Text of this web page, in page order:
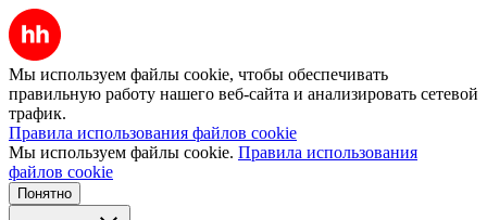
Мы используем файлы cookie, чтобы обеспечивать
правильную работу нашего веб-сайта и анализировать сетевой
трафик.
Правила использования файлов cookie
Мы используем файлы cookie. Правила использования
файлов cookie
Понятно